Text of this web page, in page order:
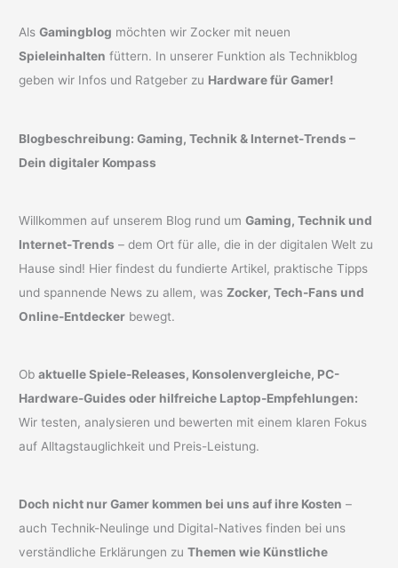
AlsGamingblog möchten wir Zocker mit neuen
Spieleinhalten füttern. In unserer Funktion als Technikblog
geben wir Infos und Ratgeber zu Hardware für Gamer!
Blogbeschreibung: Gaming, Technik & Internet-Trends –
Dein digitaler Kompass
Willkommen auf unserem Blog rund umGaming, Technik und
Internet-Trends – dem Ort für alle, die in der digitalen Welt zu
Hause sind! Hier findest du fundierte Artikel, praktische Tipps
und spannende News zu allem, wasZocker, Tech-Fans und
Online-Entdecker bewegt.
Obaktuelle Spiele-Releases, Konsolenvergleiche, PC-
Hardware-Guides oder hilfreiche Laptop-Empfehlungen:
Wir testen, analysieren und bewerten mit einem klaren Fokus
auf Alltagstauglichkeit und Preis-Leistung.
Doch nicht nur Gamer kommen bei uns auf ihre Kosten –
auch Technik-Neulinge und Digital-Natives finden bei uns
verständliche Erklärungen zuThemen wie Künstliche